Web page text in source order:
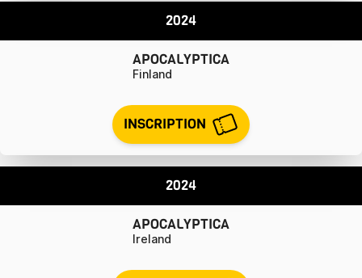
2024
APOCALYPTICA
Finland
INSCRIPTION
2024
APOCALYPTICA
Ireland